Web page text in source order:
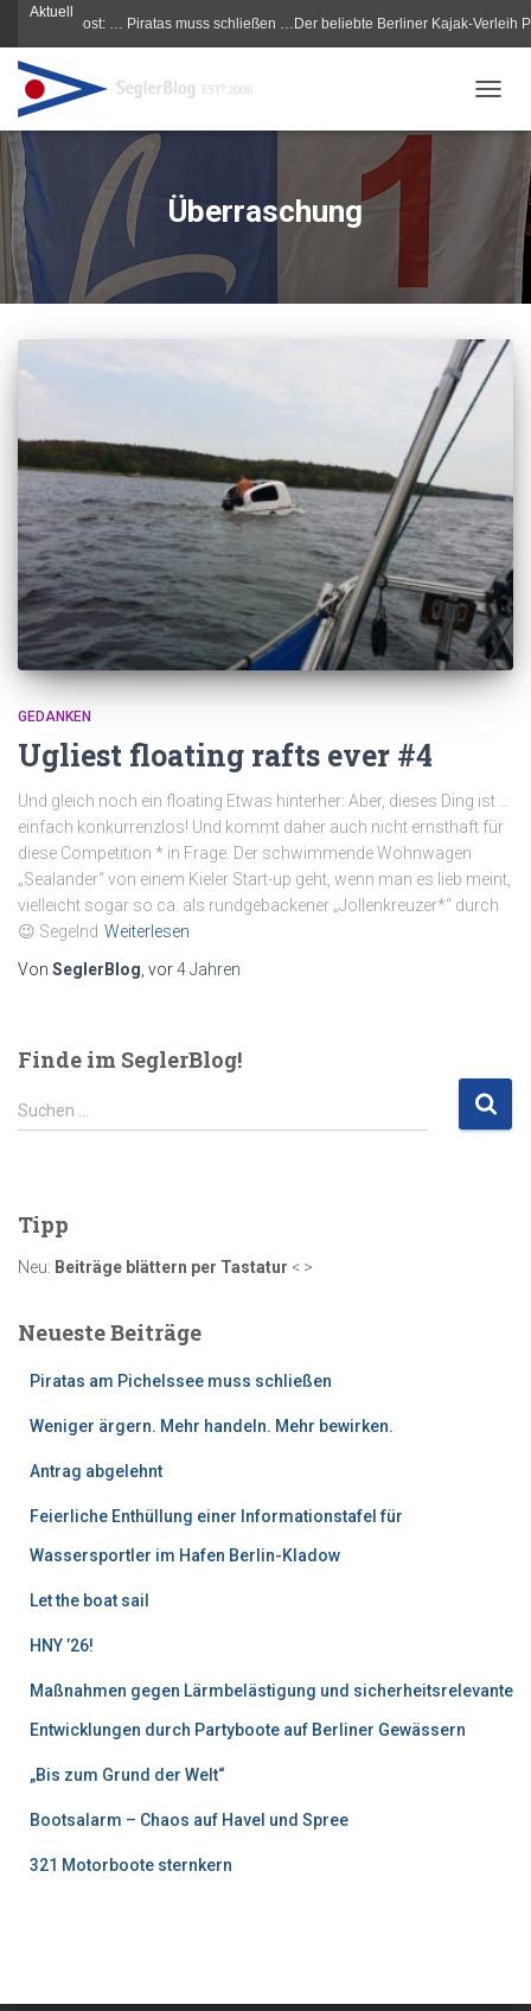
Aktuell
… Piratas muss schließen …Der beliebte Berliner Kajak-Verleih
Überraschung
GEDANKEN
Ugliest floating rafts ever #4
Und gleich noch ein floating Etwas hinterher: Aber, dieses Ding ist …
einfach konkurrenzlos! Und kommt daher auch nicht ernsthaft für
diese Competition * in Frage. Der schwimmende Wohnwagen
„Sealander“ von einem Kieler Start-up geht, wenn man es lieb meint,
vielleicht sogar so ca. als rundgebackener „Jollenkreuzer*“ durch
😉 Segelnd Weiterlesen
Von SeglerBlog , vor4 Jahren
Finde im SeglerBlog!
S
u
n
n
h
Suchen …
Tipp
Neu: Beiträge blättern per Tastatur < >
Neueste Beiträge
Piratas am Pichelssee muss schließen
Weniger ärgern. Mehr handeln. Mehr bewirken.
Antrag abgelehnt
Feierliche Enthüllung einer Informationstafel für
Wassersportler im Hafen Berlin-Kladow
Let the boat sail
HNY ’26!
Maßnahmen gegen Lärmbelästigung und sicherheitsrelevante
Entwicklungen durch Partyboote auf Berliner Gewässern
„Bis zum Grund der Welt“
Bootsalarm – Chaos auf Havel und Spree
321 Motorboote sternkern